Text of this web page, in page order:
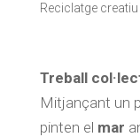
Reciclatge creatiu
Treball
Mitjançant un
pinten el mar